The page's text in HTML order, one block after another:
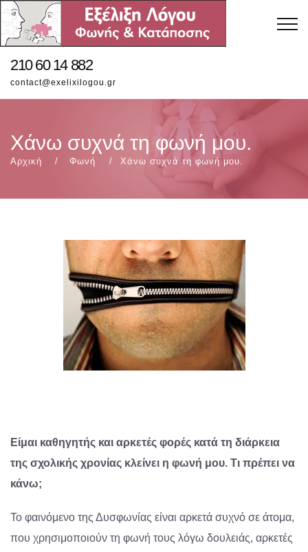
210 60 14 882
contact@exelixilogou.gr
Χάνω συχνά τη φωνή μου.
Αρχική Φωνή Χάνω συχνά τη φωνή μου.
Είμαι καθηγητής και αρκετές φορές κατά τη διάρκεια
της σχολικής χρονίας κλείνει η φωνή μου. Τι πρέπει να
κάνω;
Το φαινόμενο της Δυσφωνίας είναι αρκετά συχνό σε άτομα,
που χρησιμοποιούν τη φωνή τους λόγω δουλειάς, αρκετές